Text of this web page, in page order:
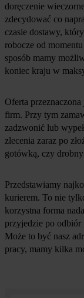
doręczenie
zdecydować co
czasie dostawy,
robocze od
sposób mamy
koniec kraju w
Oferta
firm. Przy tym
zadzwonić lub
zlecenia zaraz po
gotówką, czy
Przedstawiamy
kurierem. To nie
korzystna forma
przyjedzie po odbiór
Może to być nasz
pracy, mamy kilka